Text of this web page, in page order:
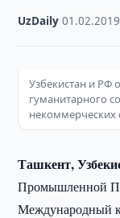
UzDaily ·01.02.2019
Узбекистан и РФ
гуманитарного
некоммерческих
Ташкент,
Промышленной
Международный